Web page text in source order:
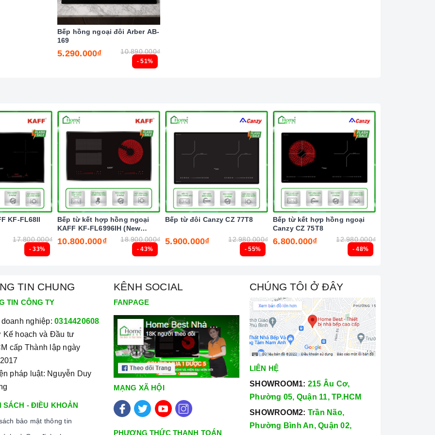
của bếp điện từ hiện nay
nấu tương thích với tính chất mặt bếp: mặt bếp từ hay
bếp từ: sắt, thép không gỉ, gang, gang tráng men
thủy tinh, đồng, nhôm, trừ khi đáy nồi có đặc tính
- 51%
Bếp hồng ngoại đôi Arber AB-
169
5.290.000₫ 10.890.000₫
- 33%
KF-FL68II
17.800.000₫
- 43%
Bếp từ kết hợp hồng ngoại
KAFF KF-FL6996IH (New
2025)
10.800.000₫ 18.900.000₫
- 55%
Bếp từ đôi Canzy CZ 77T8
5.900.000₫ 12.980.000₫
- 48%
Bếp từ kết hợp hồng ngoại
Canzy CZ 75T8
6.800.000₫ 12.980.000₫
TIN CHUNG
TIN CÔNG TY
doanh nghiệp: 0314420608
Kế hoạch và Đầu tư
cấp Thành lập ngày
pháp luật: Nguyễn Duy
SÁCH - ĐIỀU KHOẢN
bảo mật thông tin
KÊNH SOCIAL
FANPAGE
MẠNG XÃ HỘI
PHƯƠNG THỨC THANH TOÁN
CHÚNG TÔI Ở ĐÂY
LIÊN HỆ
SHOWROOM1: 215 Âu Cơ,
Phường 05, Quận 11, TP.HCM
SHOWROOM2: Trần Não,
Phường Bình An, Quận 02,